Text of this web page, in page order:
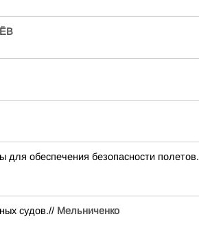
обеспечения безопасности полетов.
судов.// Мельниченко